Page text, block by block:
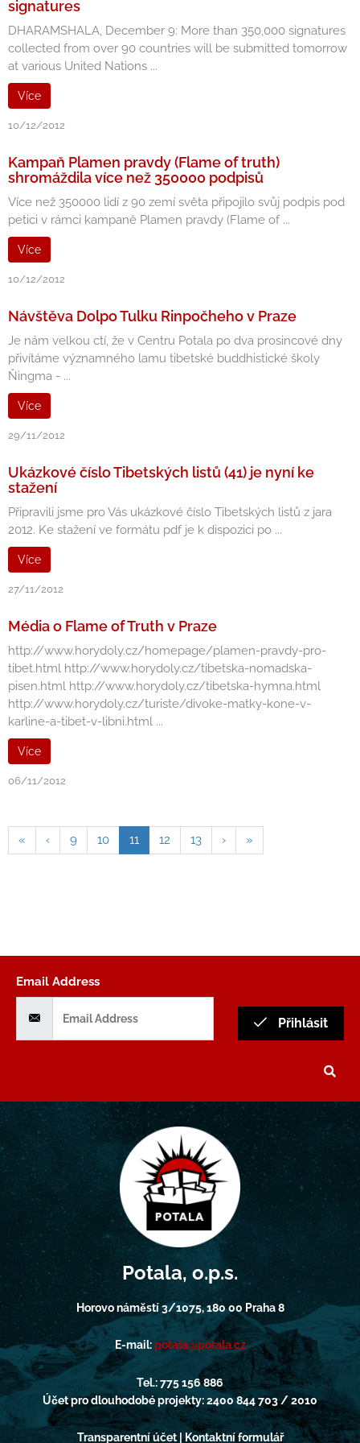
signatures
DHARAMSHALA, December 9: More than 350,000 signatures
collected from over 90 countries will be submitted tomorrow
at various United Nations ...
Více
10/12/2012
Kampaň Plamen pravdy (Flame of truth)
shromáždila více než 350000 podpisů
Více než 350000 lidí z 90 zemí světa připojilo svůj podpis pod
petici v rámci kampaně Plamen pravdy (Flame of ...
Více
10/12/2012
Návštěva Dolpo Tulku Rinpočheho v Praze
Je nám velkou ctí, že v Centru Potala po dva prosincové dny
přivítáme významného lamu tibetské buddhistické školy
Ňingma - ...
Více
29/11/2012
Ukázkové číslo Tibetských listů (41) je nyní ke
stažení
Připravili jsme pro Vás ukázkové číslo Tibetských listů z jara
2012. Ke stažení ve formátu pdf je k dispozici po ...
Více
27/11/2012
Média o Flame of Truth v Praze
http://www.horydoly.cz/homepage/plamen-pravdy-pro-
tibet.html http://www.horydoly.cz/tibetska-nomadska-
pisen.html http://www.horydoly.cz/tibetska-hymna.html
http://www.horydoly.cz/turiste/divoke-matky-kone-v-
karline-a-tibet-v-libni.html ...
Více
06/11/2012
« ‹ 9 10 11 12 13 › »
Email Address
Přihlásit
Potala, o.p.s.
Horovo náměstí 3/1075, 180 00 Praha 8
E-mail:potala@potala.cz
Tel.: 775 156 886
Účet pro dlouhodobé projekty: 2400 844 703 / 2010
Transparentní účet | Kontaktní formulář